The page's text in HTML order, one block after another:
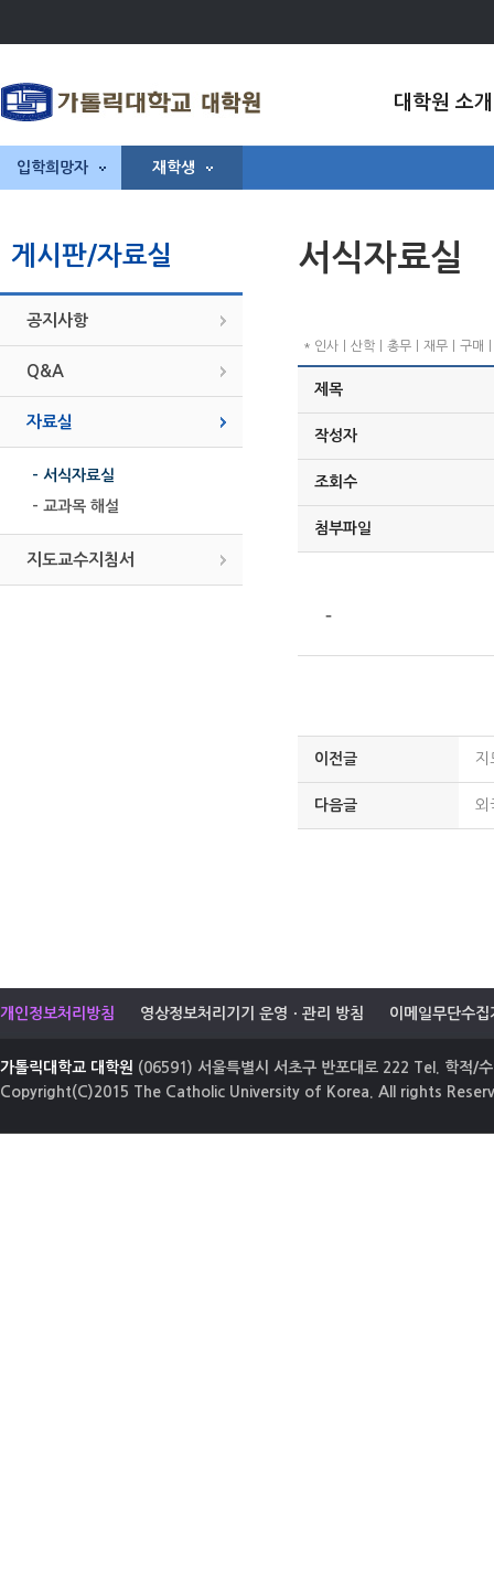
대학원 소개
입학희망자 재학생
게시판/자료실
공지사항
Q&A
자료실
- 서식자료실
- 교과목 해설
지도교수지침서
서식자료실
* 인사ㅣ산학ㅣ총무ㅣ재무ㅣ구매
제목
작성자
조회수
첨부파일
-
이전글 지
다음글 외
개인정보처리방침 영상정보처리기기 운영ㆍ관리 방침 이메일무단수집
가톨릭대학교 대학원 (06591) 서울특별시 서초구 반포대로 222 Tel. 학적/
Copyright(C)2015 The Catholic University of Korea. All rights